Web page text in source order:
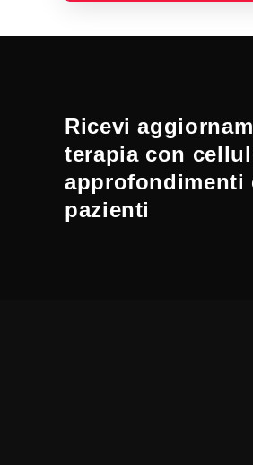
Ricevi
terapia con
pazienti